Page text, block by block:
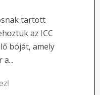
tartott
az ICC
bóját, amely